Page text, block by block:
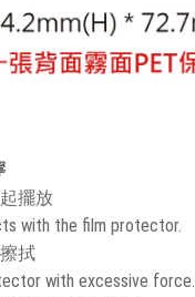
擺放
with the film protector.
拭
with excessive force.